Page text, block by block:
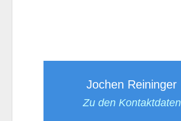
Jochen Reininger
Zu den Kontaktdaten